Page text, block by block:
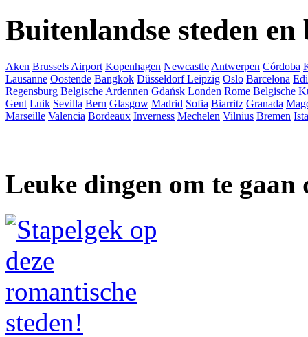
Buitenlandse steden en
Aken Brussels Airport Kopenhagen Newcastle Antwerpen Córdoba
Lausanne Oostende Bangkok DüsseldorfLeipzig Oslo Barcelona
Regensburg Belgische Ardennen Gdańsk Londen Rome Belgische
Gent Luik Sevilla Bern Glasgow Madrid Sofia Biarritz Granada
Marseille Valencia Bordeaux Inverness Mechelen Vilnius Bremen
Leuke dingen om te gaan